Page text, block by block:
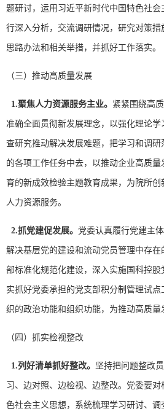
题研讨，运用习近平新时代中国特色社
行深入分析，交流调研情况，研究对策
思路办法和相关举措，并抓好工作落实。
（三）推动高质量发展
1.聚焦人力资源服务主业。 紧紧围绕高
准确全面贯彻新发展理念，以强化理论
查研究推动解决发展难题，把学习和调
的各项工作任务中去，以推动企业高质
育的新成效检验主题教育成果，为院所
人力资源服务。
2.抓党建促发展。 党委认真履行党建主
解决基层党的建设和流动党员管理中存
部标准化规范化建设，深入实施国科控
实抓好党委承担的党支部积分制管理试
织的政治功能和组织功能，为推动高质量
（四）抓实检视整改
1.列好清单抓好整改。 坚持把问题整改
习、边对照、边检视、边整改。党委要
色社会主义思想，系统梳理学习研讨、